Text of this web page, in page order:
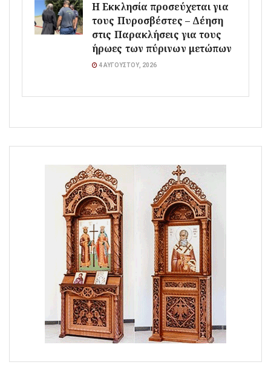
Η Εκκλησία προσεύχεται για
τους Πυροσβέστες – Δέηση
στις Παρακλήσεις για τους
ήρωες των πύρινων μετώπων
4 ΑΥΓΟΎΣΤΟΥ, 2026